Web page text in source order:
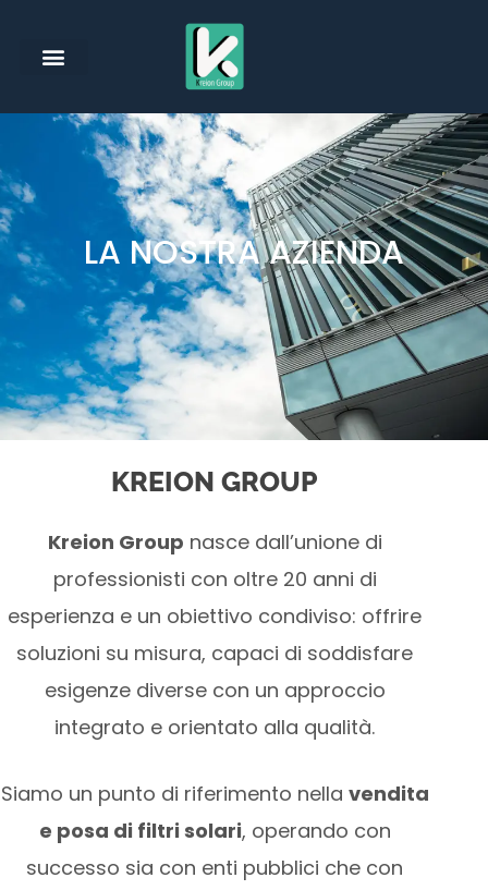
LA NOSTRA AZIENDA
KREION GROUP
Kreion Group nasce dall’unione di
professionisti con oltre 20 anni di
esperienza e un obiettivo condiviso: offrire
soluzioni su misura, capaci di soddisfare
esigenze diverse con un approccio
integrato e orientato alla qualità.
Siamo un punto di riferimento nella vendita
e posa di filtri solari, operando con
successo sia con enti pubblici che con